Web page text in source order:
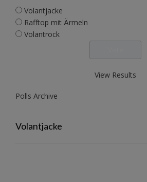
Volantjacke
Rafftop mit Ärmeln
Volantrock
View Results
Polls Archive
Volantjacke